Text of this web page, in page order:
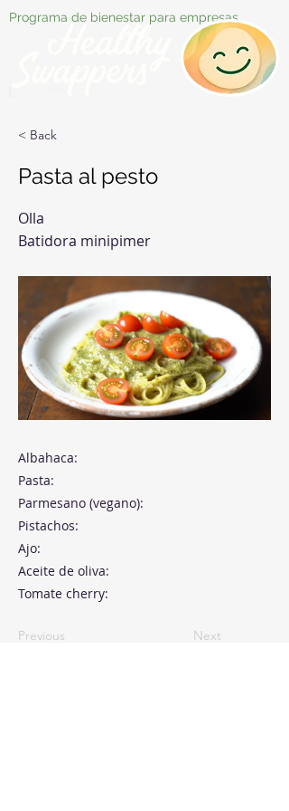
Programa de bienestar para empresas
< Back
Pasta al pesto
Olla
Batidora minipimer
Albahaca:
Pasta:
Parmesano (vegano):
Pistachos:
Ajo:
Aceite de oliva:
Tomate cherry:
Previous Next